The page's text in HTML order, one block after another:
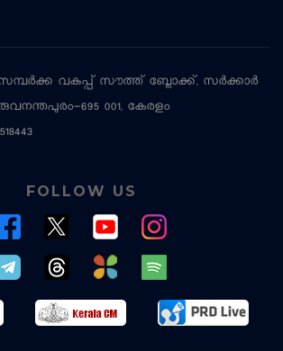
വകുപ്പ് സൗത്ത് ബ്ലോക്ക്, സര്‍ക്കാര്‍
695 001, കേരളം
FOLLOW US